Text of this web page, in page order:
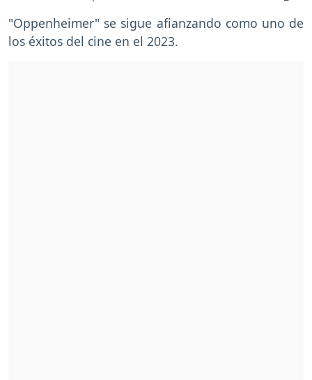
"Oppenheimer" se sigue afianzando como uno de
los éxitos del cine en el 2023.